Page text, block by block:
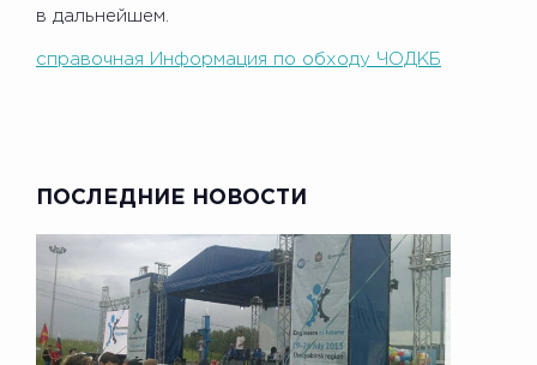
в дальнейшем.
справочная Информация по обходу ЧОДКБ
ПОСЛЕДНИЕ НОВОСТИ